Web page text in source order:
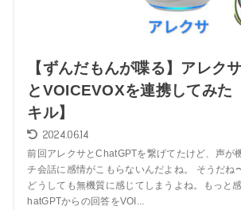
【ずんだもんが喋る】アレク
とVOICEVOXを連携してみた
キル】
2024.06.14
前回アレクサとChatGPTを繋げてたけど、声が
チ会話に感情がこもらないんだよね。 そうだね
どうしても無機質に感じてしまうよね。もっと
hatGPTからの回答をVOI...